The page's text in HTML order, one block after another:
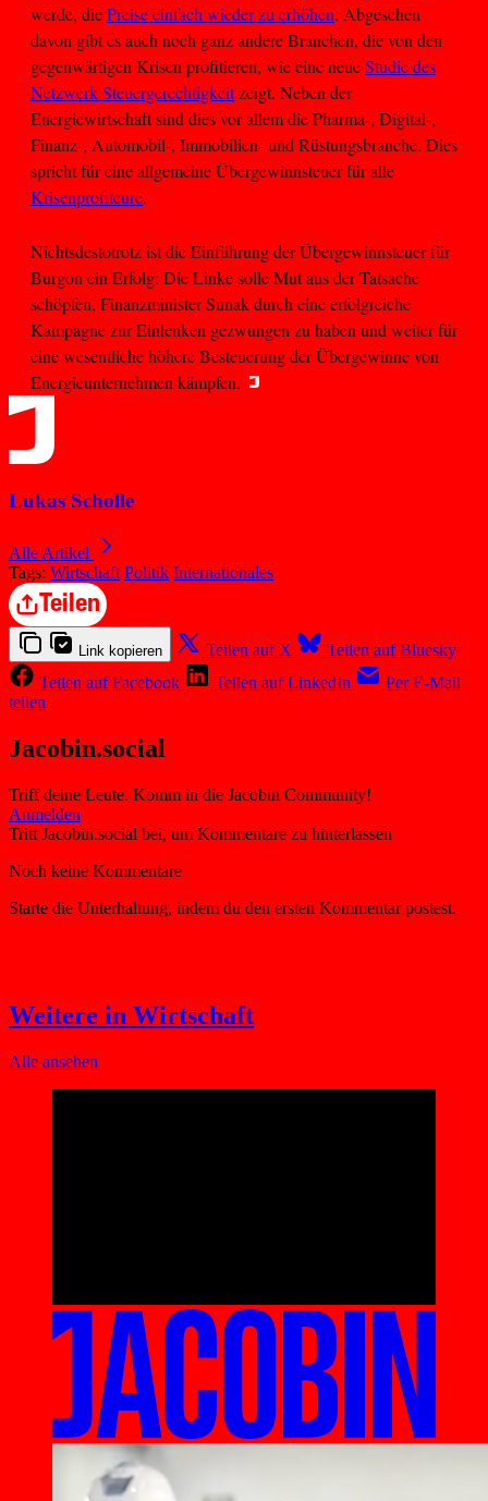
werde, diePreise einfach wieder zu erhöhen. Abgesehen
davon gibt es auch noch ganz andere Branchen, die von den
gegenwärtigen Krisen profitieren, wie eine neueStudie des
Netzwerk Steuergerechtigkeitzeigt. Neben der
Energiewirtschaft sind dies vor allem die Pharma-, Digital-,
Finanz-, Automobil-, Immobilien- und Rüstungsbranche. Dies
spricht für eine allgemeine Übergewinnsteuer für alle
Krisenprofiteure.
Nichtsdestotrotz ist die Einführung der Übergewinnsteuer für
Burgon ein Erfolg: Die Linke solle Mut aus der Tatsache
schöpfen, Finanzminister Sunak durch eine erfolgreiche
Kampagne zur Einlenken gezwungen zu haben und weiter für
eine wesentliche höhere Besteuerung der Übergewinne von
Energieunternehmen kämpfen.
Lukas Scholle
Alle Artikel
Tags: Wirtschaft Politik Internationales
Teilen
Link kopieren Teilen auf X
Teilen auf Bluesky
Teilen auf Facebook
Teilen auf LinkedIn
Per E-Mail
teilen
Jacobin.social
Triff deine Leute. Komm in die Jacobin Community!
Weitere in Wirtschaft
Alle ansehen